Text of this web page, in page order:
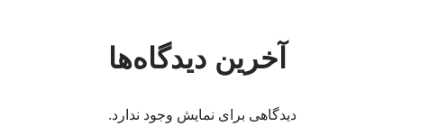
آخرین دیدگاه‌ها
دیدگاهی برای نمایش وجود ندارد.